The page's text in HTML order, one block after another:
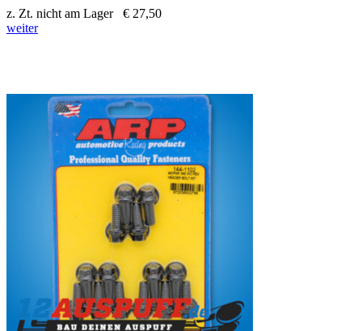
z. Zt. nicht am Lager
€ 27,50
weiter